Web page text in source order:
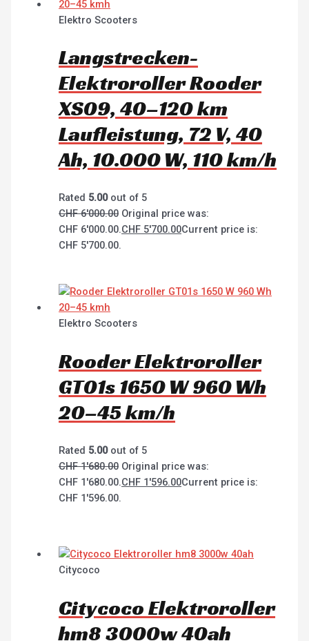
Elektro Scooters
Langstrecken-
Elektroroller Rooder
XS09, 40–120 km
Laufleistung, 72 V, 40
Ah, 10.000 W, 110 km/h
Rated 5.00out of 5
CHF6'000.00 Original price was:
CHF 6'000.00.CHF 5'700.00Current price is:
CHF 5'700.00.
Elektro Scooters
Rooder Elektroroller
GT01s 1650 W 960 Wh
20–45 km/h
Rated 5.00out of 5
CHF1'680.00 Original price was:
CHF 1'680.00.CHF 1'596.00Current price is:
CHF 1'596.00.
Citycoco
Citycoco Elektroroller
hm8 3000w 40ah